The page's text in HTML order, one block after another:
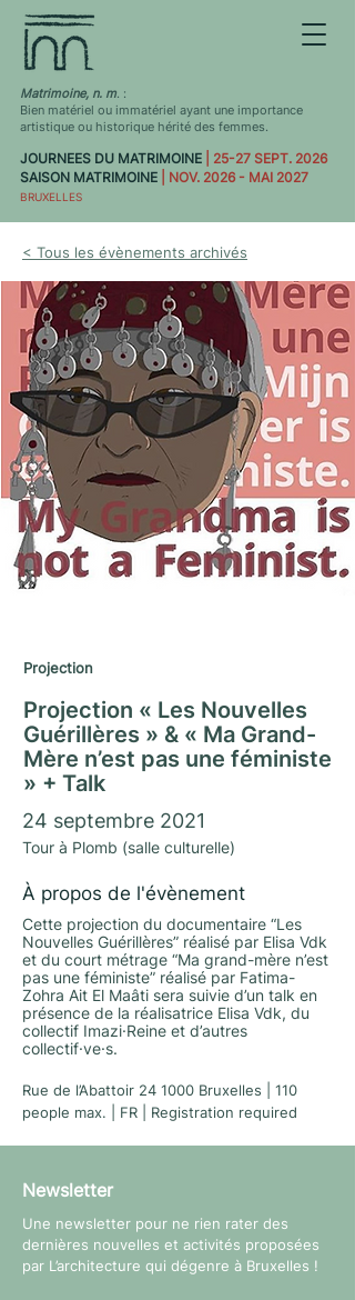
Matrimoine, n. m. :
Bien matériel ou immatériel ayant une importance
artistique ou historique hérité des femmes.
JOURNEES DU MATRIMOINE
| 25-27 SEPT. 2026
SAISON MATRIMOINE
| NOV. 2026 - MAI 2027
BRUXELLES
< Tous les évènements archivés
Projection
Projection « Les Nouvelles
Guérillères » & « Ma Grand-
Mère n’est pas une féministe
» + Talk
24 septembre 2021
Tour à Plomb (salle culturelle)
À propos de l'évènement
Cette projection du documentaire “Les
Nouvelles Guérillères” réalisé par Elisa Vdk
et du court métrage “Ma grand-mère n’est
pas une féministe” réalisé par Fatima-
Zohra Ait El Maâti sera suivie d’un talk en
présence de la réalisatrice Elisa Vdk, du
collectif Imazi·Reine et d’autres
collectif·ve·s.
Rue de l’Abattoir 24 1000 Bruxelles | 110
people max. | FR | Registration required
Newsletter
Une newsletter pour ne rien rater des
dernières nouvelles et activités proposées
par L’architecture qui dégenre à Bruxelles !